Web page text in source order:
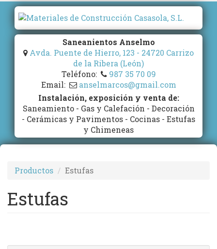
Pasar
contenido
principal
Saneanientos Anselmo
Avda. Puente de Hierro, 123 - 24720 Carrizo
de la Ribera (León)
Teléfono:
987 35 70 09
Email:
anselmarcos@gmail.com
Instalación, exposición y venta de:
Saneamiento - Gas y Calefación - Decoración
- Cerámicas y Pavimentos - Cocinas - Estufas
y Chimeneas
Productos Estufas
Estufas